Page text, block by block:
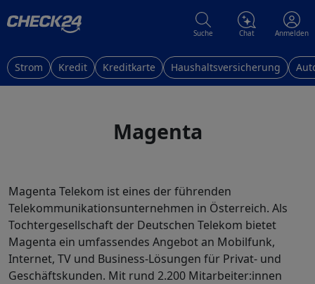
Suche Chat Anmelden
Strom Kredit Kreditkarte Haushaltsversicherung
Magenta
Magenta Telekom ist eines der führenden
Telekommunikationsunternehmen in Österreich. Als
Tochtergesellschaft der Deutschen Telekom bietet
Magenta ein umfassendes Angebot an Mobilfunk,
Internet, TV und Business-Lösungen für Privat- und
Geschäftskunden. Mit rund 2.200 Mitarbeiter:innen